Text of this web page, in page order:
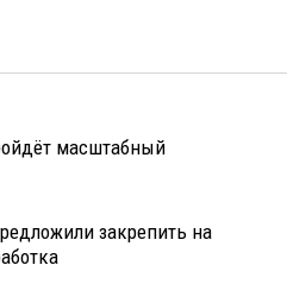
масштабный
закрепить на